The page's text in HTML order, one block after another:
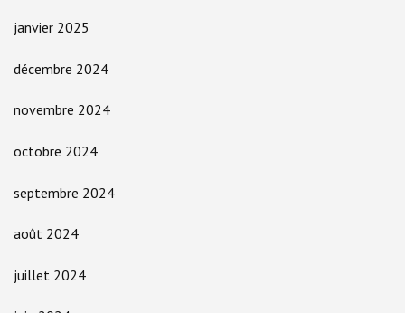
janvier 2025
décembre 2024
novembre 2024
octobre 2024
septembre 2024
août 2024
juillet 2024